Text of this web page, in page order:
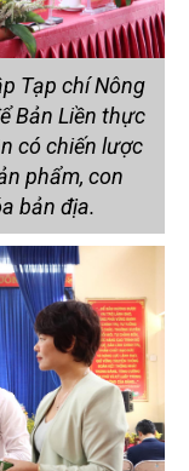
Tạp chí Nông
Bản Liền thực
có chiến lược
phẩm, con
bản địa.